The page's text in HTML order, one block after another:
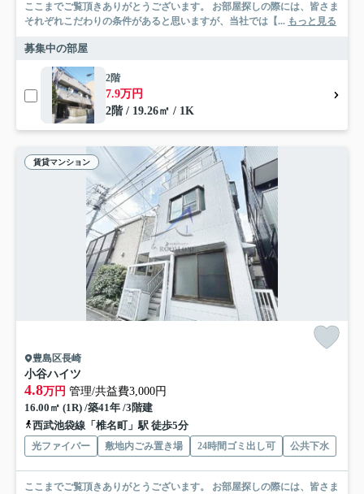
ここまでご覧頂きありがとうございます。 お部屋探しの際には、皆さま
それぞれこだわりの条件があると思いますが、当社では【... もっと見る
募集中の部屋
2階
7.9万円
2階 / 19.26㎡ / 1K
賃貸マンション
豊島区長崎
小谷ハイツ
4.8万円 管理/共益費3,000円
16.00㎡ (1R) /築41年 /3階建
西武池袋線「椎名町」駅 徒歩5分
光ファイバー 敷地内ごみ置き場 24時間ゴミ出し可 公共下水
ここまでご覧頂きありがとうございます。 お部屋探しの際には、皆さま